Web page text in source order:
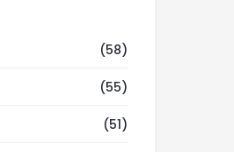
(58)
(55)
(51)